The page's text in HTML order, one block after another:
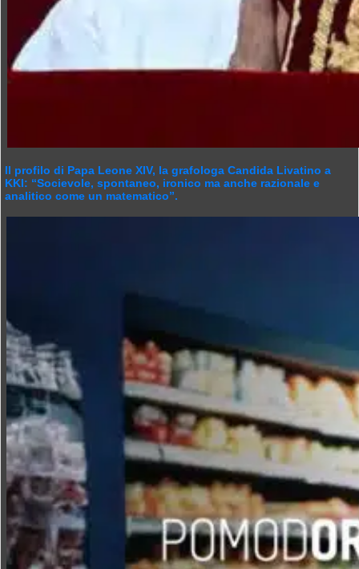
Il profilo di Papa Leone XIV, la grafologa Candida Livatino a
KKI: “Socievole, spontaneo, ironico ma anche razionale e
analitico come un matematico”.